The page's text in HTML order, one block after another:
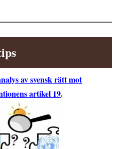
av svensk rätt mot
artikel 19.